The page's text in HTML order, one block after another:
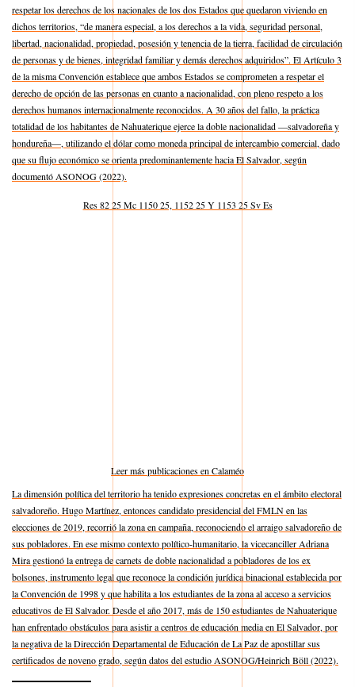
respetar los derechos de los nacionales de los dos Estados que quedaron viviendo en
dichos territorios, “de manera especial, a los derechos a la vida, seguridad personal,
libertad, nacionalidad, propiedad, posesión y tenencia de la tierra, facilidad de circulación
de personas y de bienes, integridad familiar y demás derechos adquiridos”. El Artículo 3
de la misma Convención establece que ambos Estados se comprometen a respetar el
derecho de opción de las personas en cuanto a nacionalidad, con pleno respeto a los
derechos humanos internacionalmente reconocidos. A 30 años del fallo, la práctica
totalidad de los habitantes de Nahuaterique ejerce la doble nacionalidad —salvadoreña y
hondureña—, utilizando el dólar como moneda principal de intercambio comercial, dado
que su flujo económico se orienta predominantemente hacia El Salvador, según
documentó ASONOG (2022).
Res 82 25 Mc 1150 25, 1152 25 Y 1153 25 Sv Es
Leer más publicaciones en Calaméo
La dimensión política del territorio ha tenido expresiones concretas en el ámbito electoral
salvadoreño. Hugo Martínez, entonces candidato presidencial del FMLN en las
elecciones de 2019, recorrió la zona en campaña, reconociendo el arraigo salvadoreño de
sus pobladores. En ese mismo contexto político-humanitario, la vicecanciller Adriana
Mira gestionó la entrega de carnets de doble nacionalidad a pobladores de los ex
bolsones, instrumento legal que reconoce la condición jurídica binacional establecida por
la Convención de 1998 y que habilita a los estudiantes de la zona al acceso a servicios
educativos de El Salvador. Desde el año 2017, más de 150 estudiantes de Nahuaterique
han enfrentado obstáculos para asistir a centros de educación media en El Salvador, por
la negativa de la Dirección Departamental de Educación de La Paz de apostillar sus
certificados de noveno grado, según datos del estudio ASONOG/Heinrich Böll (2022).